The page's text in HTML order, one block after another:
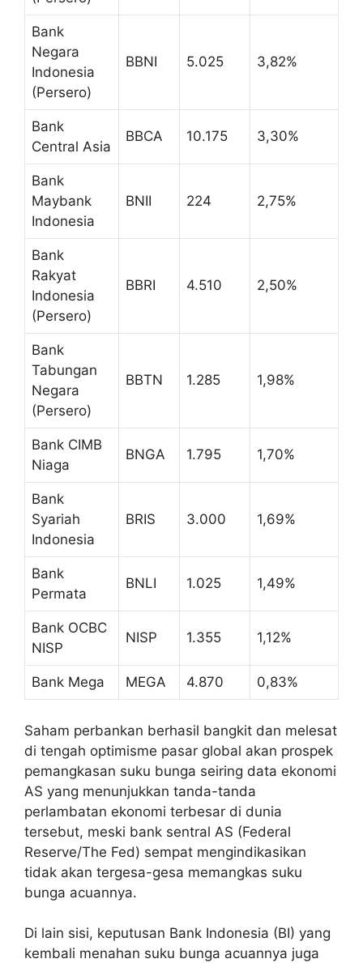
Bank
Negara
Indonesia
(Persero)
BBNI 5.025 3,82%
Bank
Central Asia
BBCA 10.175 3,30%
Bank
Maybank
Indonesia
BNII 224 2,75%
Bank
Rakyat
Indonesia
(Persero)
BBRI 4.510 2,50%
Bank
Tabungan
Negara
(Persero)
BBTN 1.285 1,98%
Bank CIMB
Niaga
BNGA 1.795 1,70%
Bank
Syariah
Indonesia
BRIS 3.000 1,69%
Bank
Permata
BNLI 1.025 1,49%
Bank OCBC
NISP
NISP 1.355 1,12%
Bank Mega MEGA 4.870 0,83%
Saham perbankan berhasil bangkit dan melesat
di tengah optimisme pasar global akan prospek
pemangkasan suku bunga seiring data ekonomi
AS yang menunjukkan tanda-tanda
perlambatan ekonomi terbesar di dunia
tersebut, meski bank sentral AS (Federal
Reserve/The Fed) sempat mengindikasikan
tidak akan tergesa-gesa memangkas suku
bunga acuannya.
Di lain sisi, keputusan Bank Indonesia (BI) yang
kembali menahan suku bunga acuannya juga